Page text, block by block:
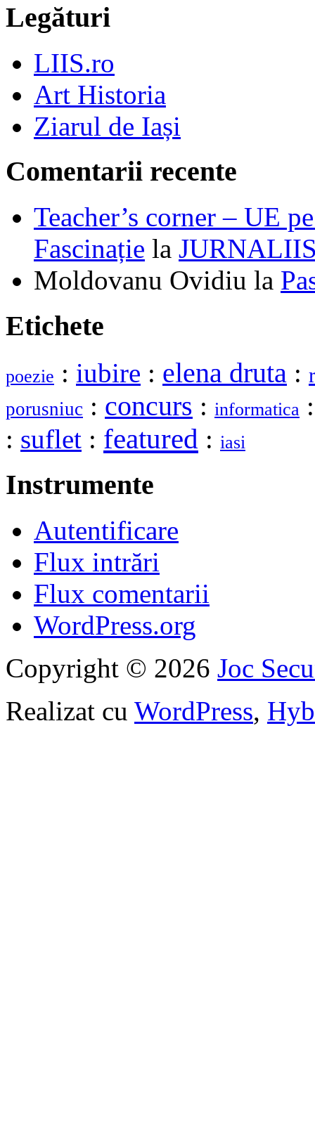
Legături
LIIS.ro
Art Historia
Ziarul de Iași
Comentarii recente
Teacher’s corner – UE
Fascinație la
Moldovanu Ovidiu la
Etichete
poezie : iubire : elena druta :
porusniuc : concurs : informatica
: suflet : featured : iasi
Instrumente
Autentificare
Flux intrări
Flux comentarii
WordPress.org
Copyright © 2026 Joc
Realizat cu WordPress,